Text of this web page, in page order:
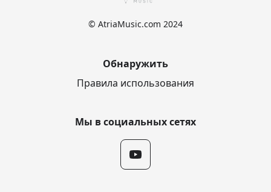
© AtriaMusic.com 2024
Обнаружить
Правила использования
Мы в социальных сетях